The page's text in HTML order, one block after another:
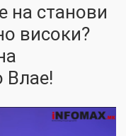
на станови
високи?
Влае!